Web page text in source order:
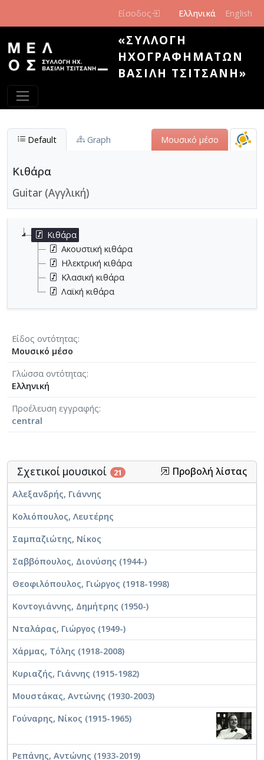
Είσοδος Ελληνικά English
«ΣΥΛΛΟΓΉ
ΗΧΟΓΡΑΦΗΜΆΤΩΝ
ΒΑΣΊΛΗ ΤΣΙΤΣΆΝΗ»
Default Graph Μουσικό μέσο
Κιθάρα
Guitar (Αγγλική)
Κιθάρα
Ακουστική κιθάρα
Ηλεκτρική κιθάρα
Κλασική κιθάρα
Λαϊκή κιθάρα
Είδος οντότητας
Μουσικό μέσο
Γλώσσα οντότητας
Ελληνική
Προέλευση εγγραφής
central
Σχετικοί μουσικοί 21 Προβολή λίστας
Αλεξανδρής, Γιάννης
Κολιόπουλος, Λευτέρης
Σαμπαζιώτης, Νίκος
Σαββόπουλος, Διονύσης (1944-)
Θεοφιλόπουλος, Γιώργος (1918-1998)
Κοντογιάννης, Δημήτρης (1950-)
Νταλάρας, Γιώργος (1949-)
Χάρμας, Τόλης (1918-2008)
Κυριαζής, Γιάννης (1915-1982)
Μουστάκας, Αντώνης (1930-2003)
Γούναρης, Νίκος (1915-1965)
Ρεπάνης, Αντώνης (1933-2019)